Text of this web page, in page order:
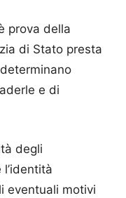
prova della
di Stato presta
e di
degli
eventuali motivi